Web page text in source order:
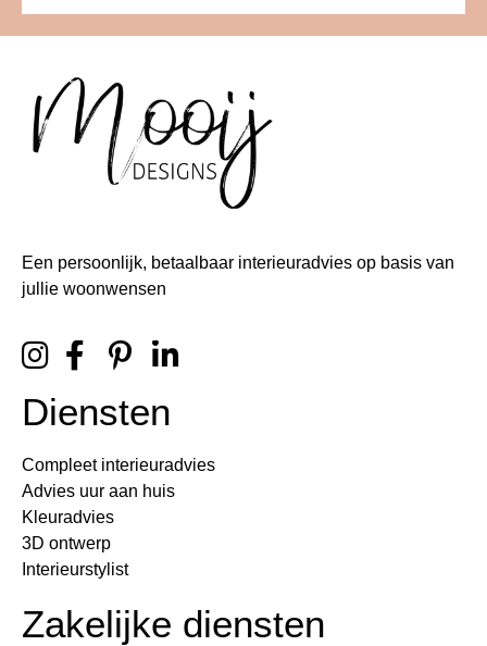
Een persoonlijk, betaalbaar interieuradvies op basis van
jullie woonwensen
Diensten
Compleet interieuradvies
Advies uur aan huis
Kleuradvies
3D ontwerp
Interieurstylist
Zakelijke diensten